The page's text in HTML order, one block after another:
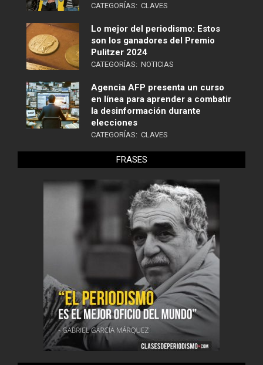
CATEGORÍAS: CLAVES
Lo mejor del periodismo: Estos
son los ganadores del Premio
Pulitzer 2024
CATEGORÍAS: NOTICIAS
Agencia AFP presenta un curso
en línea para aprender a combatir
la desinformación durante
elecciones
CATEGORÍAS: CLAVES
FRASES